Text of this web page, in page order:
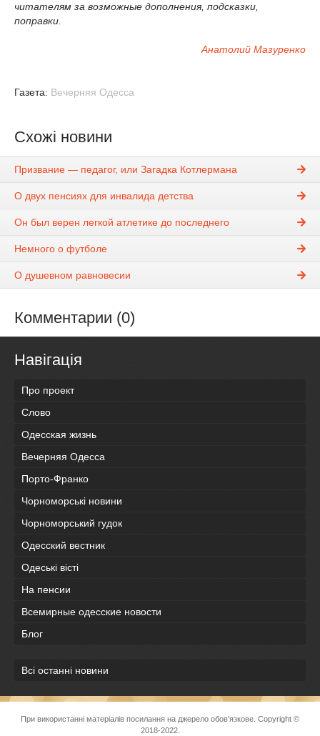
читателям за возможные дополнения, подсказки,
поправки.
Анатолий Мазуренко
Газета: Вечерняя Одесса
Схожі новини
Призвание — педагог, или Загадка Котлермана
О двух пенсиях для инвалида детства
Он был верен легкой атлетике до последнего
Немного о футболе
О душевном равновесии
Комментарии (0)
Навігація
Про проект
Слово
Одесская жизнь
Вечерняя Одесса
Порто-Франко
Чорноморські новини
Чорноморський гудок
Одесский вестник
Одеськi вiстi
На пенсии
Всемирные одесские новости
Блог
Всі останні новини
При використанні матеріалів посилання на джерело обов'язкове. Copyright ©
2018-2022.